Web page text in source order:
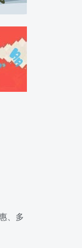
、多